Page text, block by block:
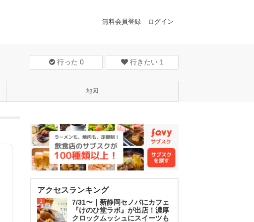
無料会員登録 ログイン
行った 0 行きたい 1
地図
アクセスランキング
1
7/31〜｜新静岡セノバにカフェ
『けのひ堂ラボ』が出店！濃厚
クロックムッシュにスイーツも